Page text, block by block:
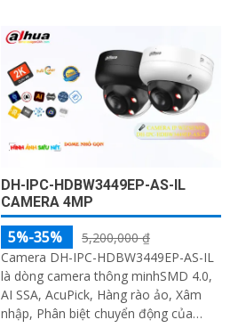
DH-IPC-HDBW3449EP-AS-IL
CAMERA 4MP
5%-35%
5,200,000 ₫
Camera DH-IPC-HDBW3449EP-AS-IL
là dòng camera thông minhSMD 4.0,
AI SSA, AcuPick, Hàng rào ảo, Xâm
nhập, Phân biệt chuyển động của